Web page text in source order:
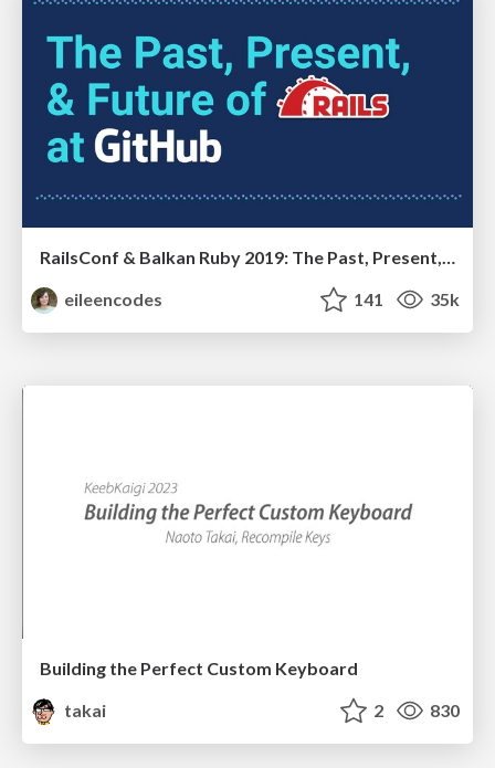
RailsConf & Balkan Ruby 2019: The Past, Present, and Future of Rails at GitHub
eileencodes
141 35k
Building the Perfect Custom Keyboard
takai
2 830